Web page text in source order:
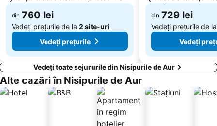
Stâncile Thracian
din 760 lei
Vedeți prețurile de la 2 site-uri
Vedeți prețurile
din 729 lei
Vedeți prețurile de
Vedeți
Vedeți toate sejururile din Nisipurile de Aur
Alte cazări în Nisipurile de Aur